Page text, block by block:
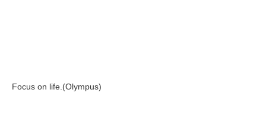
Focus on life.(Olympus)